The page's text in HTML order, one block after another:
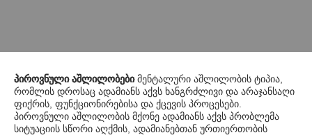
პიროვნული აშლილობებიმენტალური აშლილობის ტიპია,
რომლის დროსაც ადამიანს აქვს ხანგრძლივი და არაჯანსაღი
ფიქრის, ფუნქციონირებისა და ქცევის პროცესები.
პიროვნული აშლილობის მქონე ადამიანს აქვს პრობლემა
სიტუაციის სწორი აღქმის, ადამიანებთან ურთიერთობის